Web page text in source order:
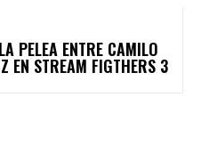
PELEA ENTRE CAMILO
EN STREAM FIGTHERS 3